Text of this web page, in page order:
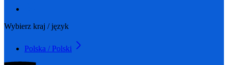
Wybierz kraj / język
Polska / Polski